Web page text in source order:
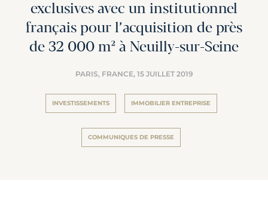
exclusives avec un institutionnel
français pour l’acquisition de près
de 32 000 m² à Neuilly-sur-Seine
PARIS, FRANCE, 15 JUILLET 2019
INVESTISSEMENTS IMMOBILIER ENTREPRISE
COMMUNIQUES DE PRESSE